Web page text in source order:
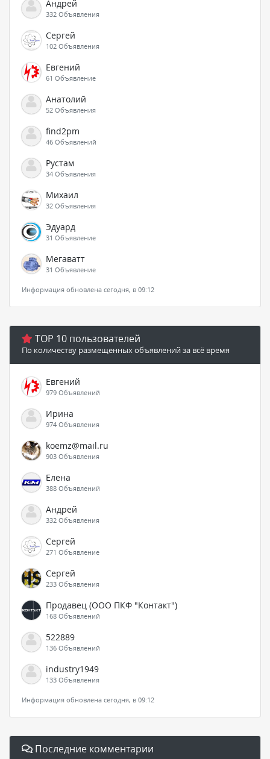
Андрей
332 Объявления
Сергей
102 Объявления
Евгений
61 Объявление
Анатолий
52 Объявления
find2pm
46 Объявлений
Рустам
34 Объявления
Михаил
32 Объявления
Эдуард
31 Объявление
Мегаватт
31 Объявление
Информация обновлена сегодня, в 09:12
TOP 10 пользователей
По количеству размещенных объявлений за всё время
Евгений
979 Объявлений
Ирина
974 Объявления
koemz@mail.ru
903 Объявления
Елена
388 Объявлений
Андрей
332 Объявления
Сергей
271 Объявление
Сергей
233 Объявления
Продавец (ООО ПКФ "Контакт")
168 Объявлений
522889
136 Объявлений
industry1949
133 Объявления
Информация обновлена сегодня, в 09:12
Последние комментарии